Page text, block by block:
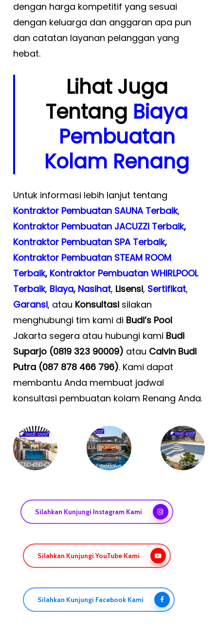
dengan harga kompetitif yang sesuai
dengan keluarga dan anggaran apa pun
dan catatan layanan pelanggan yang
hebat.
Lihat Juga
Tentang Biaya
Pembuatan
Kolam Renang
Untuk informasi lebih lanjut tentang
Kontraktor Pembuatan SAUNA Terbaik,
Kontraktor Pembuatan JACUZZI Terbaik,
Kontraktor Pembuatan SPA Terbaik,
Kontraktor Pembuatan STEAM ROOM
Terbaik, Kontraktor Pembuatan WHIRLPOOL
Terbaik, Biaya, Nasihat, Lisensi, Sertifikat,
Garansi, atau Konsultasisilakan
menghubungi tim kami di Budi’s Pool
Jakarta segera atau hubungi kami Budi
Suparjo (0819 323 90009) atau Calvin Budi
Putra (087 878 466 796). Kami dapat
membantu Anda membuat jadwal
konsultasi pembuatan kolam Renang Anda.
Silahkan Kunjungi Instagram Kami
Silahkan Kunjungi YouTube Kami
Silahkan Kunjungi Facebook Kami